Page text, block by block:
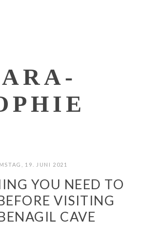
19. JUNI 2021
YOU NEED TO
VISITING
CAVE